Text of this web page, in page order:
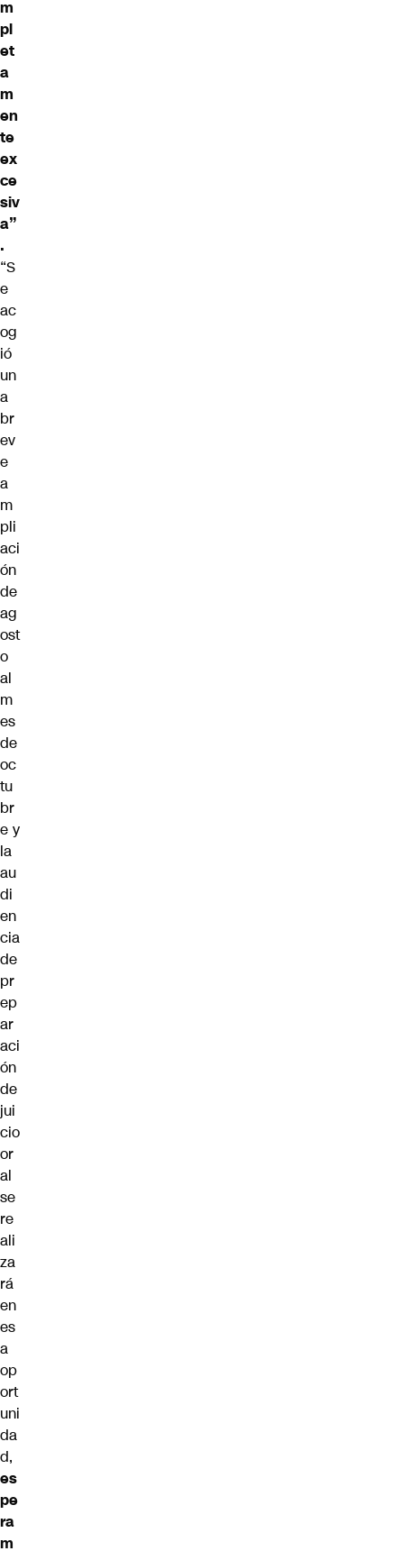
m
pl
et
a
m
en
te
ex
ce
siv
a”
.
“S
e
ac
og
ió
un
a
br
ev
e
a
m
pli
aci
ón
de
ag
ost
o
al
m
es
de
oc
tu
br
e y
la
au
di
en
cia
de
pr
ep
ar
aci
ón
de
jui
cio
or
al
se
re
ali
za
rá
en
es
a
op
ort
uni
da
d,
es
pe
ra
m